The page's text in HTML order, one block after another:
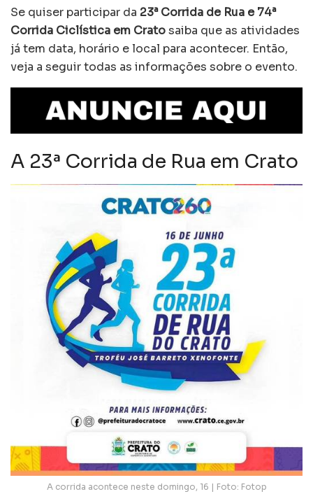
Se quiser participar da 23ª Corrida de Rua e 74ª
Corrida Ciclística em Cratosaiba que as atividades
já tem data, horário e local para acontecer. Então,
veja a seguir todas as informações sobre o evento.
A 23ª Corrida de Rua em Crato
A corrida acontece neste domingo, 16 | Foto: Fotop